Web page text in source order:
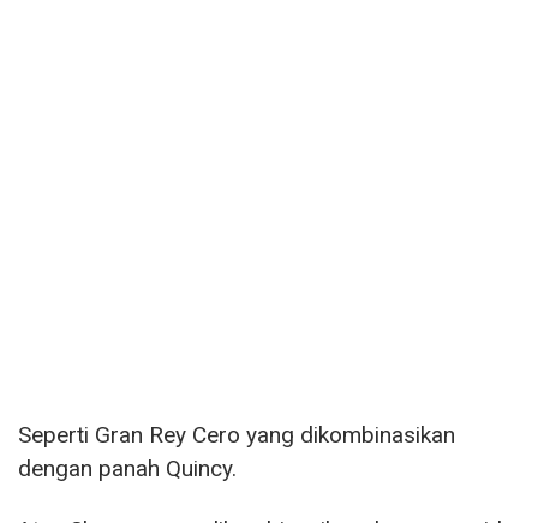
Seperti Gran Rey Cero yang dikombinasikan
dengan panah Quincy.